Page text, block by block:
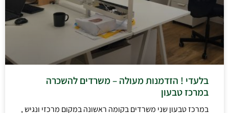
בלעדי ! הזדמנות מעולה – משרדים להשכרה
במרכז טבעון
במרכז טבעון שני משרדים בקומה ראשונה במקום מרכזי ונגיש ,